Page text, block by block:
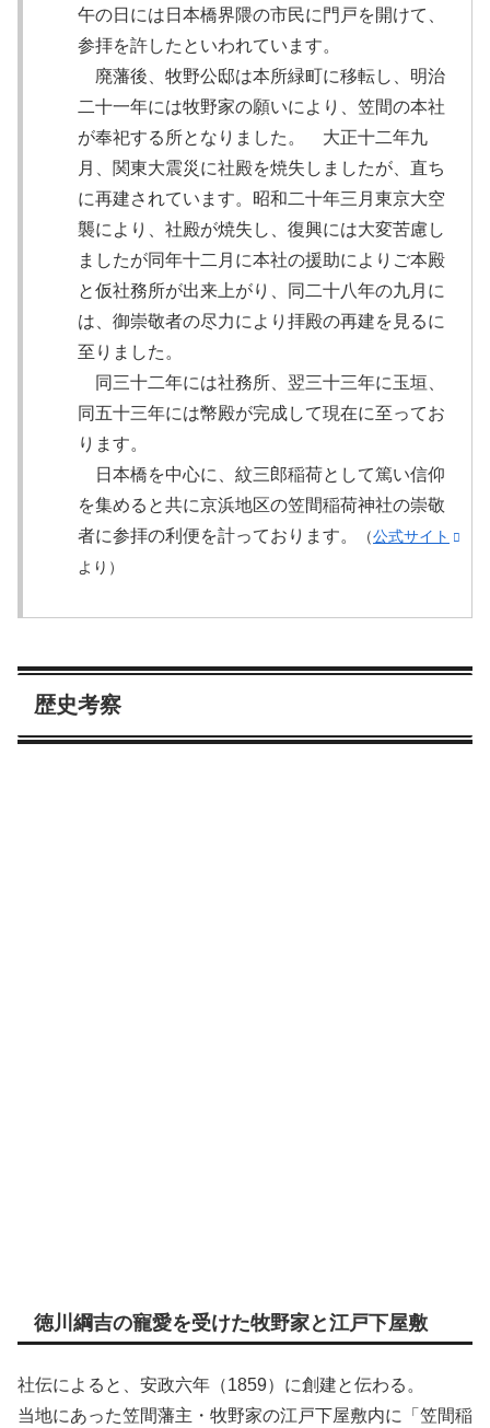
午の日には日本橋界隈の市民に門戸を開けて、
参拝を許したといわれています。
廃藩後、牧野公邸は本所緑町に移転し、明治
二十一年には牧野家の願いにより、笠間の本社
が奉祀する所となりました。 大正十二年九
月、関東大震災に社殿を焼失しましたが、直ち
に再建されています。昭和二十年三月東京大空
襲により、社殿が焼失し、復興には大変苦慮し
ましたが同年十二月に本社の援助によりご本殿
と仮社務所が出来上がり、同二十八年の九月に
は、御崇敬者の尽力により拝殿の再建を見るに
至りました。
同三十二年には社務所、翌三十三年に玉垣、
同五十三年には幣殿が完成して現在に至ってお
ります。
日本橋を中心に、紋三郎稲荷として篤い信仰
を集めると共に京浜地区の笠間稲荷神社の崇敬
者に参拝の利便を計っております。
（公式サイト
より）
歴史考察
徳川綱吉の寵愛を受けた牧野家と江戸下屋敷
社伝によると、安政六年（1859）に創建と伝わる。
当地にあった笠間藩主・牧野家の江戸下屋敷内に「笠間稲